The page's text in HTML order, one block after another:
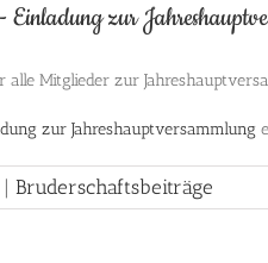
Einladung zur
alle Mitglieder zur
zur Jahreshauptversammlung
| Bruderschaftsbeiträge